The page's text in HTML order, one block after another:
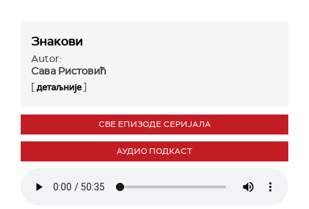
Знакови
Autor:
Сава Ристовић
[детаљније]
СВЕ ЕПИЗОДЕ СЕРИЈАЛА
АУДИО ПОДКАСТ